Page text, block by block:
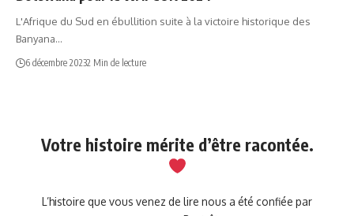
L'Afrique du Sud en ébullition suite à la victoire historique des
Banyana…
6 décembre 20232 Min de lecture
Votre histoire mérite d’être racontée.
L’histoire que vous venez de lire nous a été confiée par